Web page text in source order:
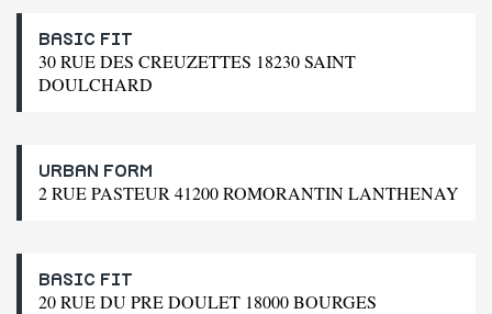
BASIC FIT
30 RUE DES CREUZETTES 18230 SAINT
DOULCHARD
URBAN FORM
2 RUE PASTEUR 41200 ROMORANTIN LANTHENAY
BASIC FIT
20 RUE DU PRE DOULET 18000 BOURGES